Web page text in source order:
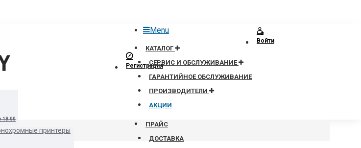
18:00
Menu
КАТАЛОГ
СЕРВИС И ОБСЛУЖИВАНИЕ
ГАРАНТИЙНОЕ ОБСЛУЖИВАНИЕ
ПРОИЗВОДИТЕЛИ
АКЦИИ
ПРАЙС
ДОСТАВКА
Войти
Регистрация
принтеры